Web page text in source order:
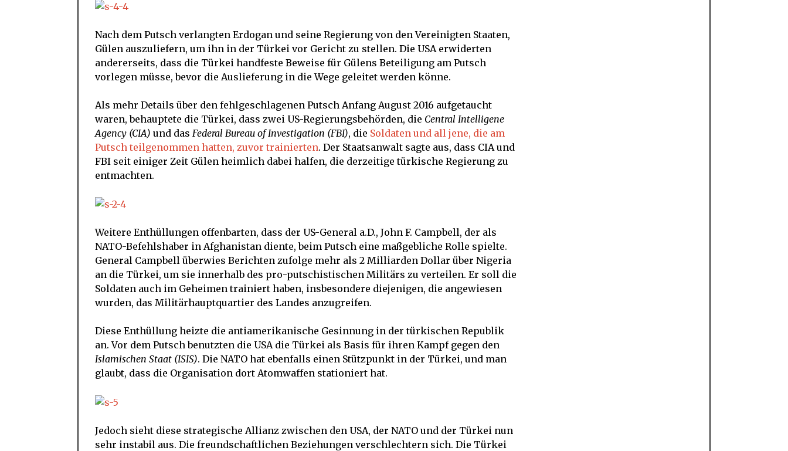
Nach dem Putsch verlangten Erdogan und seine Regierung von den Vereinigten Staaten,
Gülen auszuliefern, um ihn in der Türkei vor Gericht zu stellen. Die USA erwiderten
andererseits, dass die Türkei handfeste Beweise für Gülens Beteiligung am Putsch
vorlegen müsse, bevor die Auslieferung in die Wege geleitet werden könne.
Als mehr Details über den fehlgeschlagenen Putsch Anfang August 2016 aufgetaucht
waren, behauptete die Türkei, dass zwei US-Regierungsbehörden, die Central Intelligene
Agency (CIA) und das Federal Bureau of Investigation (FBI), die Soldaten und all jene, die am
Putsch teilgenommen hatten, zuvor trainierten. Der Staatsanwalt sagte aus, dass CIA und
FBI seit einiger Zeit Gülen heimlich dabei halfen, die derzeitige türkische Regierung zu
entmachten.
Weitere Enthüllungen offenbarten, dass der US-General a.D., John F. Campbell, der als
NATO-Befehlshaber in Afghanistan diente, beim Putsch eine maßgebliche Rolle spielte.
General Campbell überwies Berichten zufolge mehr als 2 Milliarden Dollar über Nigeria
an die Türkei, um sie innerhalb des pro-putschistischen Militärs zu verteilen. Er soll die
Soldaten auch im Geheimen trainiert haben, insbesondere diejenigen, die angewiesen
wurden, das Militärhauptquartier des Landes anzugreifen.
Diese Enthüllung heizte die antiamerikanische Gesinnung in der türkischen Republik
an. Vor dem Putsch benutzten die USA die Türkei als Basis für ihren Kampf gegen den
Islamischen Staat (ISIS). Die NATO hat ebenfalls einen Stützpunkt in der Türkei, und man
glaubt, dass die Organisation dort Atomwaffen stationiert hat.
Jedoch sieht diese strategische Allianz zwischen den USA, der NATO und der Türkei nun
sehr instabil aus. Die freundschaftlichen Beziehungen verschlechtern sich. Die Türkei